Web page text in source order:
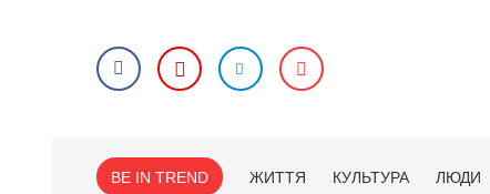
BE IN TREND ЖИТТЯ КУЛЬТУРА ЛЮДИ